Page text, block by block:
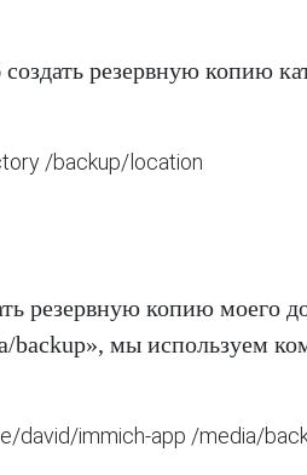
резервную копию
/backup/location
резервную копию моего
backup», мы используем
david/immich-app /media/